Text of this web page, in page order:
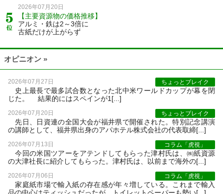
2026年07月20日
【主要資源物の価格推移】
アルミ・鉄は2～3倍に
古紙だけが上がらず
オピニオン »
2026年07月27日 ちょっとブレイク
史上最長で最多試合数となった北中米ワールドカップが幕を閉
じた。 結果的にはスペインが1[...]
2026年07月20日 ちょっとブレイク
先日、日資連の全国大会が福井県で開催された。特別記念講演
の講師として、福井県出身のアパホテル株式会社の代表取締[...]
2026年07月13日 コラム「虎視」
今回の米国ツアーをアテンドしてもらった津村氏は、㈱紙資源
の大津社長に紹介してもらった。津村氏は、以前まで海外の[...]
2026年07月06日 コラム「虎視」
家庭紙市場で輸入紙の存在感が年々増している。これまで輸入